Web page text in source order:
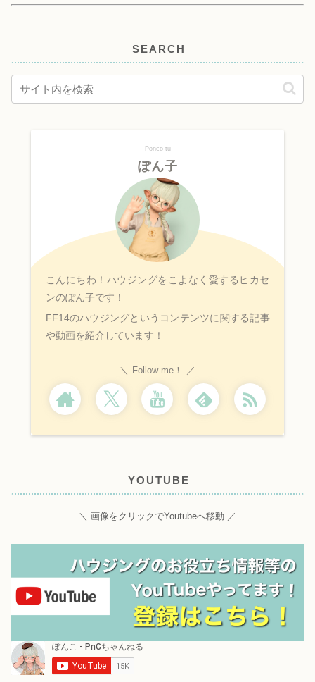
SEARCH
Ponco tu
ぽん子
こんにちわ！ハウジングをこよなく愛するヒカセ
ンのぽん子です！
FF14のハウジングというコンテンツに関する記事
や動画を紹介しています！
Follow me！
YOUTUBE
＼ 画像をクリックでYoutubeへ移動 ／